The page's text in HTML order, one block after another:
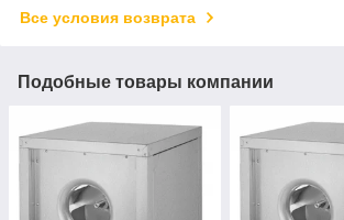
Все условия возврата
Подобные товары компании